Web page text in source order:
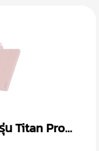
น Titan Pro